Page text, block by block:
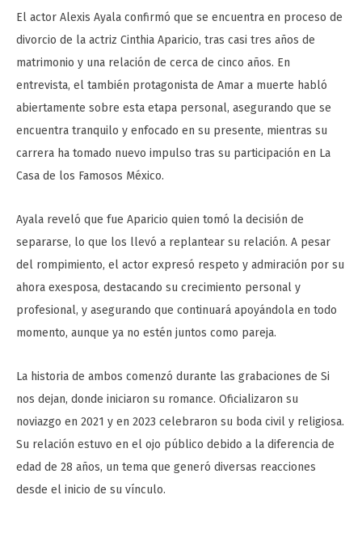
El actor Alexis Ayala confirmó que se encuentra en proceso de
divorcio de la actriz Cinthia Aparicio, tras casi tres años de
matrimonio y una relación de cerca de cinco años. En
entrevista, el también protagonista de Amar a muerte habló
abiertamente sobre esta etapa personal, asegurando que se
encuentra tranquilo y enfocado en su presente, mientras su
carrera ha tomado nuevo impulso tras su participación en La
Casa de los Famosos México.
Ayala reveló que fue Aparicio quien tomó la decisión de
separarse, lo que los llevó a replantear su relación. A pesar
del rompimiento, el actor expresó respeto y admiración por su
ahora exesposa, destacando su crecimiento personal y
profesional, y asegurando que continuará apoyándola en todo
momento, aunque ya no estén juntos como pareja.
La historia de ambos comenzó durante las grabaciones de Si
nos dejan, donde iniciaron su romance. Oficializaron su
noviazgo en 2021 y en 2023 celebraron su boda civil y religiosa.
Su relación estuvo en el ojo público debido a la diferencia de
edad de 28 años, un tema que generó diversas reacciones
desde el inicio de su vínculo.